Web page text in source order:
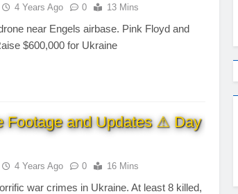
4 Years Ago 0 13 Mins
near Engels airbase. Pink Floyd and
$600,000 for Ukraine
Footage and Updates ⚠ Day
4 Years Ago 0 16 Mins
war crimes in Ukraine. At least 8 killed,